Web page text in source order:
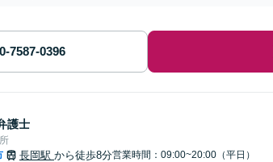
護士
長岡駅 から徒歩8分営業時間：09:00~20:00（平日）